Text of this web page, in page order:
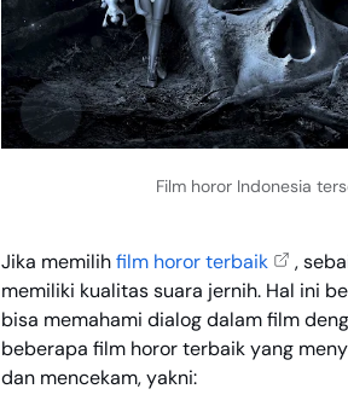
Film horor Indonesia
Jika memilihfilm horor terbaik
,
memiliki kualitas suara jernih. Hal ini
bisa memahami dialog dalam film
beberapa film horor terbaik yang
dan mencekam, yakni: